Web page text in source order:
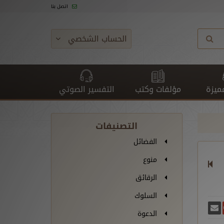
اتصل بنا
الحساب الشخصي
مؤلفات وكتب التفسير الصوتي
شارك على غوغل بلس
التصنيفات
الفضائل
منوع
الرقائق
السلوك
الدعوة